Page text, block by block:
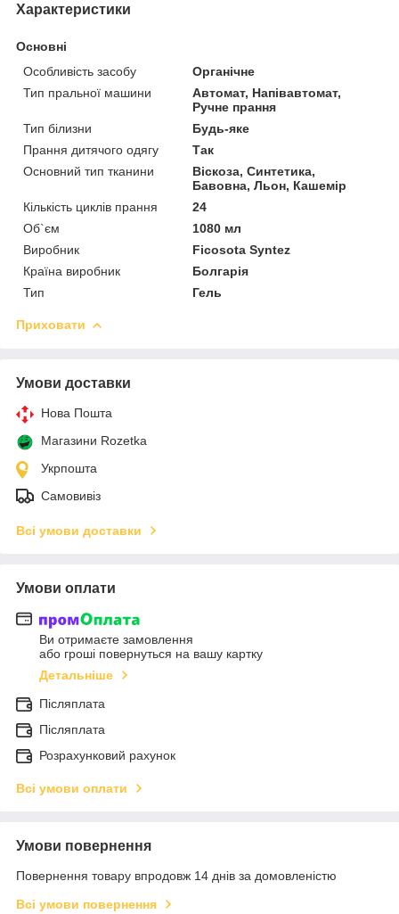
Характеристики
Основні
Особливість засобу
Органічне
Тип пральної машини
Автомат, Напівавтомат,
Ручне прання
Тип білизни
Будь-яке
Прання дитячого одягу
Так
Основний тип тканини
Віскоза, Синтетика,
Бавовна, Льон, Кашемір
Кількість циклів прання
24
Об`єм
1080 мл
Виробник
Ficosota Syntez
Країна виробник
Болгарія
Тип
Гель
Приховати
Умови доставки
Нова Пошта
Магазини Rozetka
Укрпошта
Самовивіз
Всі умови доставки
Умови оплати
Ви отримаєте замовлення
або гроші повернуться на вашу картку
Детальніше
Післяплата
Післяплата
Розрахунковий рахунок
Всі умови оплати
Умови повернення
Повернення товару впродовж 14 днів за домовленістю
Всі умови повернення